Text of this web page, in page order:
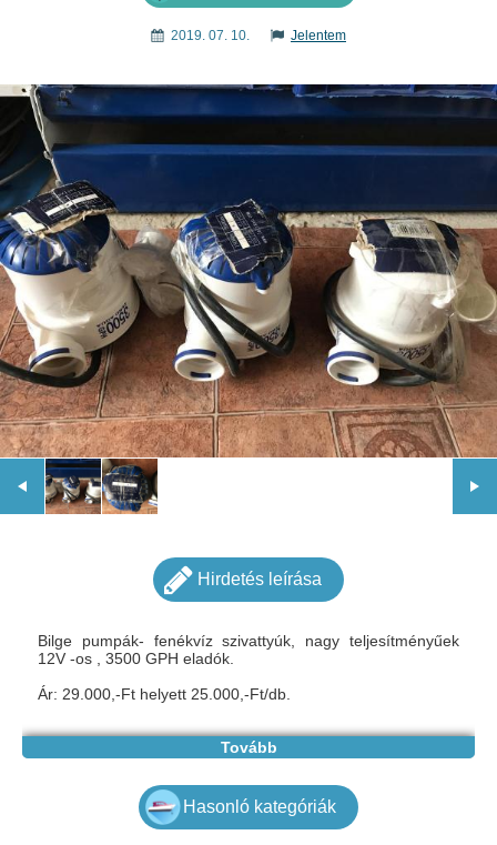
2019. 07. 10. Jelentem
Hirdetés leírása
Bilge pumpák- fenékvíz szivattyúk, nagy teljesítményűek
12V -os , 3500 GPH eladók.
Ár: 29.000,-Ft helyett 25.000,-Ft/db.
Tovább
Hasonló kategóriák